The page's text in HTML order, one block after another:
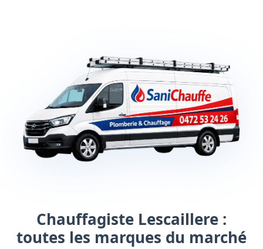
Chauffagiste Lescaillere :
toutes les marques du marché